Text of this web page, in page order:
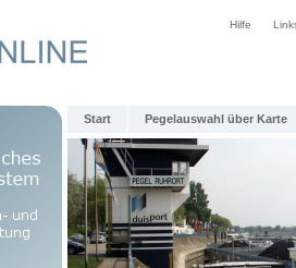
Hilfe
Start Pegelauswahl über Karte